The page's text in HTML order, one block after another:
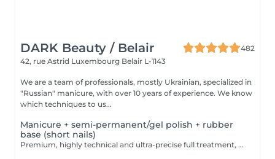
DARK Beauty / Belair
482
42, rue Astrid Luxembourg Belair L-1143
We are a team of professionals, mostly Ukrainian, specialized in
"Russian" manicure, with over 10 years of experience. We know
which techniques to us...
Manicure + semi-permanent/gel polish + rubber
base (short nails)
Premium, highly technical and ultra-precise full treatment, performed mainly with an e-file to achieve a perfectly clean nail contour and apply the polish as close as possible, even slightly under the cuticle. This technique helps visually delay the regrowth by around 10 days. Visual result: -Extremely well-groomed nails, clean contours, flawless shape -Instagram / photo studio effect: neat, precise, with no visible dry skin We also include a base coat, recommended for short nails in good condition. A perfect solution for flawless and long-lasting nails: -The average durability is 4 weeks!! Service content -> 80€ : -Removal of old semi-permanent and/or gel (if needed, already include in this price/service) -Very meticulous preparation of the nail plate -Removal of dead skin -Shape and file nails -Gentle cuticle care -Rubber base -Application of semi-permanent nail polish -Application of cuticle oil and hand cream Optional : -Price per nail extension on up to 5 nails (if so please book "WITH simple design") +3€/nail -Price per nail for nail art on up to 5 nails (if so please book "WITH simple design") +3€/nail -Price for simple design (French, Chrome, Baby Boomer, Cat Eyes, Stickers, Foil) 6-10 nails -> +20€ -Price for complex design (3D, Hand drawings, Stamping, French with Chrome, Baby Boomer with Chrome, French with Cat Eyes) 6-10 nails -> +30€